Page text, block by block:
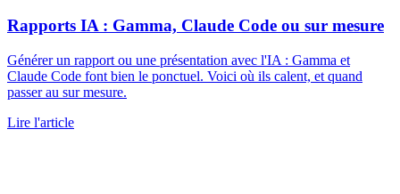
Rapports IA : Gamma, Claude Code ou sur mesure
Générer un rapport ou une présentation avec l'IA : Gamma et
Claude Code font bien le ponctuel. Voici où ils calent, et quand
passer au sur mesure.
Lire l'article